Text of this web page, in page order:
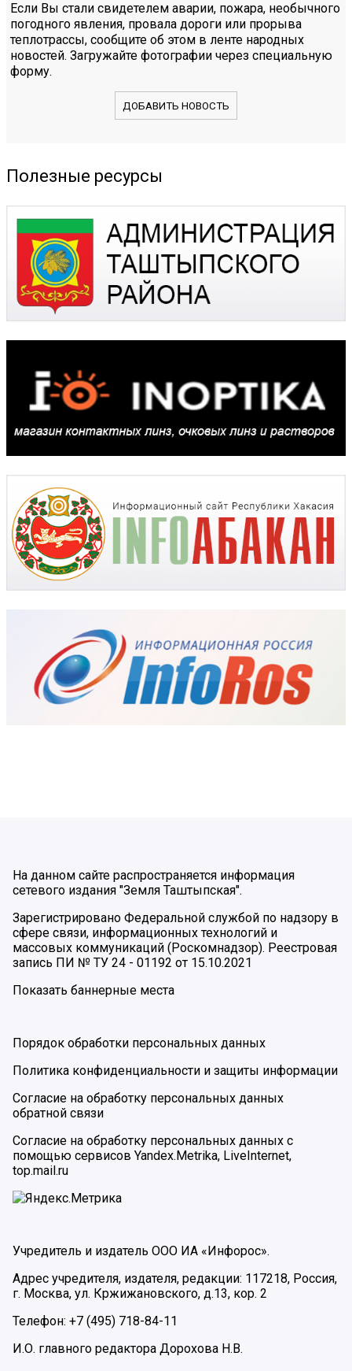
Если Вы стали свидетелем аварии, пожара, необычного
погодного явления, провала дороги или прорыва
теплотрассы, сообщите об этом в ленте народных
новостей. Загружайте фотографии через специальную
форму.
ДОБАВИТЬ НОВОСТЬ
Полезные ресурсы
На данном сайте распространяется информация
сетевого издания "Земля Таштыпская".
Зарегистрировано Федеральной службой по надзору в
сфере связи, информационных технологий и
массовых коммуникаций (Роскомнадзор). Реестровая
запись ПИ № ТУ 24 - 01192 от 15.10.2021
Показать баннерные места
Порядок обработки персональных данных
Политика конфиденциальности и защиты информации
Согласие на обработку персональных данных
обратной связи
Согласие на обработку персональных данных с
помощью сервисов Yandex.Metrika, LiveInternet,
top.mail.ru
Учредитель и издатель ООО ИА «Инфорос».
Адрес учредителя, издателя, редакции: 117218, Россия,
г. Москва, ул. Кржижановского, д.13, кор. 2
Телефон: +7 (495) 718-84-11
И.О. главного редактора Дорохова Н.В.